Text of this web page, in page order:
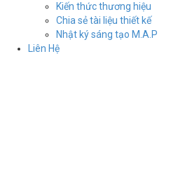
Kiến thức thương hiệu
Chia sẻ tài liệu thiết kế
Nhật ký sáng tạo M.A.P
Liên Hệ